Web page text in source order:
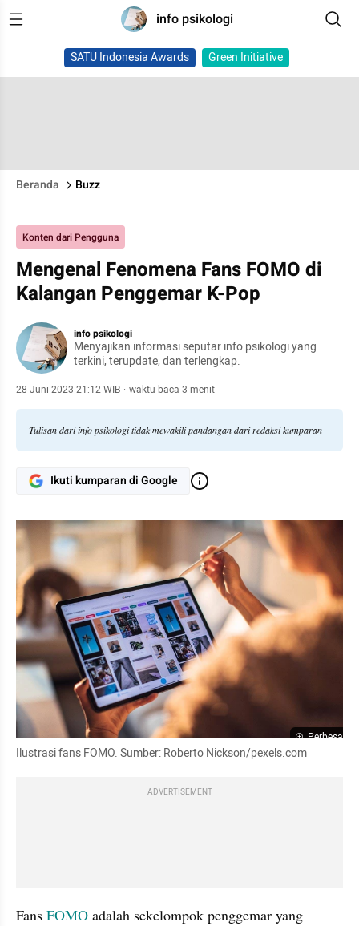
info psikologi
SATU Indonesia Awards Green Initiative
Beranda Buzz
Konten dari Pengguna
Mengenal Fenomena Fans FOMO di
Kalangan Penggemar K-Pop
info psikologi
Menyajikan informasi seputar info psikologi yang
terkini, terupdate, dan terlengkap.
28 Juni 2023 21:12 WIB · waktu baca 3 menit
Tulisan dari info psikologi tidak mewakili pandangan dari redaksi kumparan
Ikuti kumparan di Google
Perbesar
Ilustrasi fans FOMO. Sumber: Roberto Nickson/pexels.com
ADVERTISEMENT
Fans FOMO adalah sekelompok penggemar yang